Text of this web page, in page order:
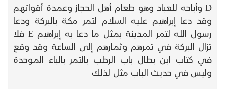
D وأباحه للعباد وهو طعام أهل الحجاز وعمدة أقواتهم
وقد دعا إبراهيم عليه السلام لتمر مكة بالبركة ودعا
رسول الله لتمر المدينة بمثل ما دعا به إبراهيم E فلا
تزال البركة في تمرهم وثمارهم إلى الساعة وقد وقع
في كتاب ابن بطال باب الرطب بالتمر بالباء الموحدة
وليس في حديث الباب مثل لذلك